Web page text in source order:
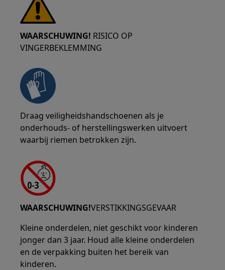
WAARSCHUWING! RISICO OP
VINGERBEKLEMMING
Draag veiligheidshandschoenen als je
onderhouds- of herstellingswerken uitvoert
waarbij riemen betrokken zijn.
WAARSCHUWING!VERSTIKKINGSGEVAAR
Kleine onderdelen, niet geschikt voor kinderen
jonger dan 3 jaar. Houd alle kleine onderdelen
en de verpakking buiten het bereik van
kinderen.